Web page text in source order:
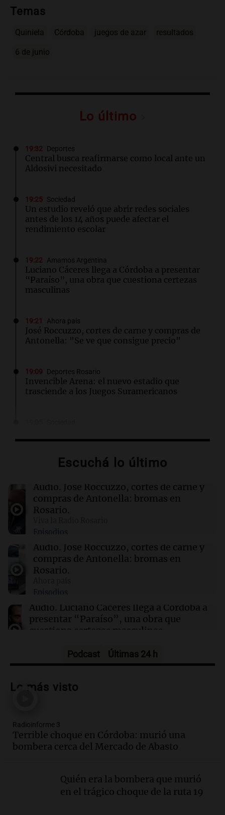
Temas
Quiniela Córdoba juegos de azar resultados
6 de junio
Lo último
19:32 Deportes
Central busca reafirmarse como local ante un
Aldosivi necesitado
19:25 Sociedad
Un estudio reveló que abrir redes sociales
antes de los 14 años puede afectar el
rendimiento escolar
19:22 Amamos Argentina
Luciano Cáceres llega a Córdoba a presentar
“Paraíso”, una obra que cuestiona certezas
masculinas
19:21 Ahora país
José Roccuzzo, cortes de carne y compras de
Antonella: "Se ve que consigue precio"
19:09 Deportes Rosario
Invencible Arena: el nuevo estadio que
trasciende a los Juegos Suramericanos
lunes 10 de agosto tras rechazar su
19:01 Informados al regreso
Giordano advirtió por el endeudamiento: "La
solución es que haya más crédito y a menor
tasa"
18:54 Deportes
El futuro del "Cuti" Romero en la cuerda floja:
tres grandes de Europa lo quieren
18:54 Sociedad
Accidente en La Boca: tren y colectivo
colisionan, dejando tres heridos en el barrio
Escuchá lo último
Audio. José Roccuzzo, cortes de carne y
compras de Antonella: bromas en
Rosario.
Episodios
Audio. José Roccuzzo, cortes de carne y
compras de Antonella: bromas en
Rosario.
Episodios
Audio. Luciano Cáceres llega a Córdoba a
presentar “Paraíso”, una obra que
cuestiona certezas masculinas
Audio.Giordano advirtió por el
haya más crédito y a menor tasa"
Audio.Media sanción a la ley de
inviolabilidad: un avance para
propietarios e inquilinos en Argentina
Promocionan cortes de cerdo
ante la caída de consumo de carne de
Podcast Últimas 24 h
Lo más visto
Radioinforme 3
Terrible choque en Córdoba: murió una
bombera cerca del Mercado de Abasto
Quién era la bombera que murió
en el trágico choque de la ruta 19